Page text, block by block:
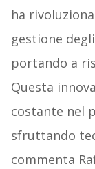
ha
gestione
portando a
Questa
costante nel
sfruttando
commenta